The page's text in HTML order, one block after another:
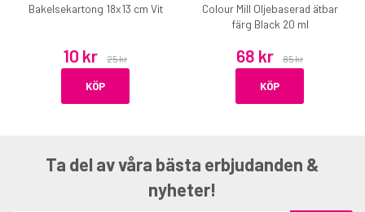
Bakelsekartong 18x13 cm Vit
10 kr 25 kr
KÖP
Colour Mill Oljebaserad ätbar
färg Black 20 ml
68 kr 85 kr
KÖP
Ta del av våra bästa erbjudanden &
nyheter!